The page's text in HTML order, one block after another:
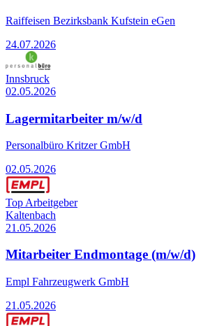
Raiffeisen Bezirksbank Kufstein eGen
24.07.2026
Innsbruck
02.05.2026
Lagermitarbeiter m/w/d
Personalbüro Kritzer GmbH
02.05.2026
Top Arbeitgeber
Kaltenbach
21.05.2026
Mitarbeiter Endmontage (m/w/d)
Empl Fahrzeugwerk GmbH
21.05.2026